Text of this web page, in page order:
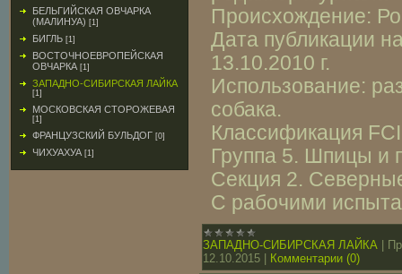
БЕЛЬГИЙСКАЯ ОВЧАРКА
(МАЛИНУА) [1]
БИГЛЬ [1]
ВОСТОЧНОЕВРОПЕЙСКАЯ
ОВЧАРКА [1]
ЗАПАДНО-СИБИРСКАЯ ЛАЙКА
[1]
МОСКОВСКАЯ СТОРОЖЕВАЯ
[1]
ФРАНЦУЗСКИЙ БУЛЬДОГ [0]
ЧИХУАХУА [1]
Происхождение:
Дата публикации
13.10.2010 г.
Использование:
собака.
Классификация
Группа 5. Шпицы и
Секция 2.
С рабочими
ЗАПАДНО-СИБИРСКАЯ ЛАЙКА
12.10.2015
Комментарии (0)